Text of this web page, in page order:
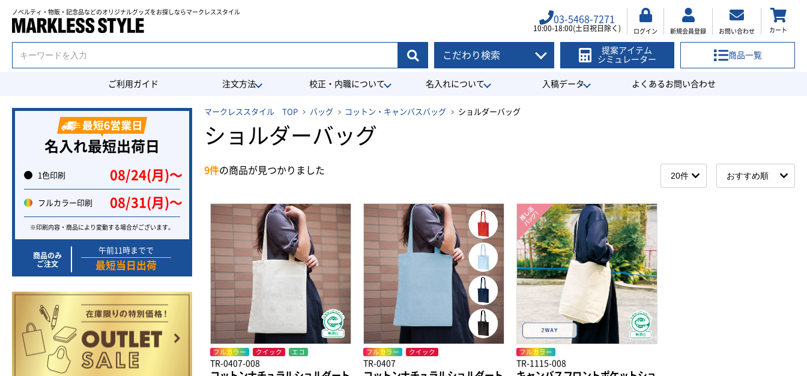
ノベルティ・物販・記念品などのオリジナルグッズを お探しならマークレススタイル
03-5468-7271
10:00-18:00(土日祝日除く) ログイン 新規会員登録 お問い合わせ カート
こだわり検索
提案アイテム
シミュレーター
商品一覧
ご利用ガイド 注文方法 校正・内職について 名入れについて 入稿データ よくあるお問い合わせ
マークレススタイル TOP バッグ コットン・キャンバスバッグ ショルダーバッグ
ショルダーバッグ
9件の商品が見つかりました
フルカラー クイック エコ
TR-0407-008
フルカラー クイック
TR-0407
フルカラー
TR-1115-008
名入れ最短出荷日
1色印刷 08/24(月)〜
フルカラー印刷 08/31(月)〜
※印刷内容・商品により変動する場合がございます。
商品のみ
ご注文
午前11時までで
最短当日出荷